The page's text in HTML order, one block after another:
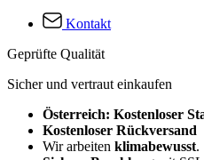
Kontakt
Geprüfte Qualität
Sicher und vertraut einkaufen
Österreich: Kostenloser
Kostenloser Rückversand
Wir arbeiten klimabewusst.